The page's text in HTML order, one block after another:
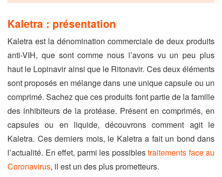
Kaletra : présentation
Kaletra est la dénomination commerciale de deux produits
anti-VIH, que sont comme nous l’avons vu un peu plus
haut le Lopinavir ainsi que le Ritonavir. Ces deux éléments
sont proposés en mélange dans une unique capsule ou un
comprimé. Sachez que ces produits font partie de la famille
des inhibiteurs de la protéase. Présent en comprimés, en
capsules ou en liquide, découvrons comment agit le
Kaletra. Ces derniers mois, le Kaletra a fait un bond dans
l’actualité. En effet, parmi les possiblestraitements face au
Coronavirus, il est un des plus prometteurs.